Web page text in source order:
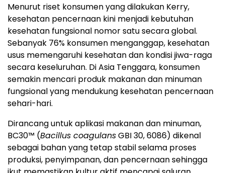
Menurut riset konsumen yang dilakukan Kerry,
kesehatan pencernaan kini menjadi kebutuhan
kesehatan fungsional nomor satu secara global.
Sebanyak 76% konsumen menganggap, kesehatan
usus memengaruhi kesehatan dan kondisi jiwa-raga
secara keseluruhan. Di Asia Tenggara, konsumen
semakin mencari produk makanan dan minuman
fungsional yang mendukung kesehatan pencernaan
sehari-hari.
Dirancang untuk aplikasi makanan dan minuman,
BC30™ (Bacillus coagulansGBI 30, 6086) dikenal
sebagai bahan yang tetap stabil selama proses
produksi, penyimpanan, dan pencernaan sehingga